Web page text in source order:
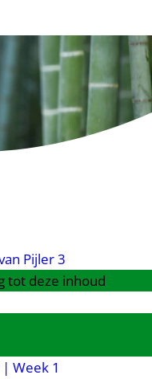
Pijler 3
tot deze inhoud
Week 1